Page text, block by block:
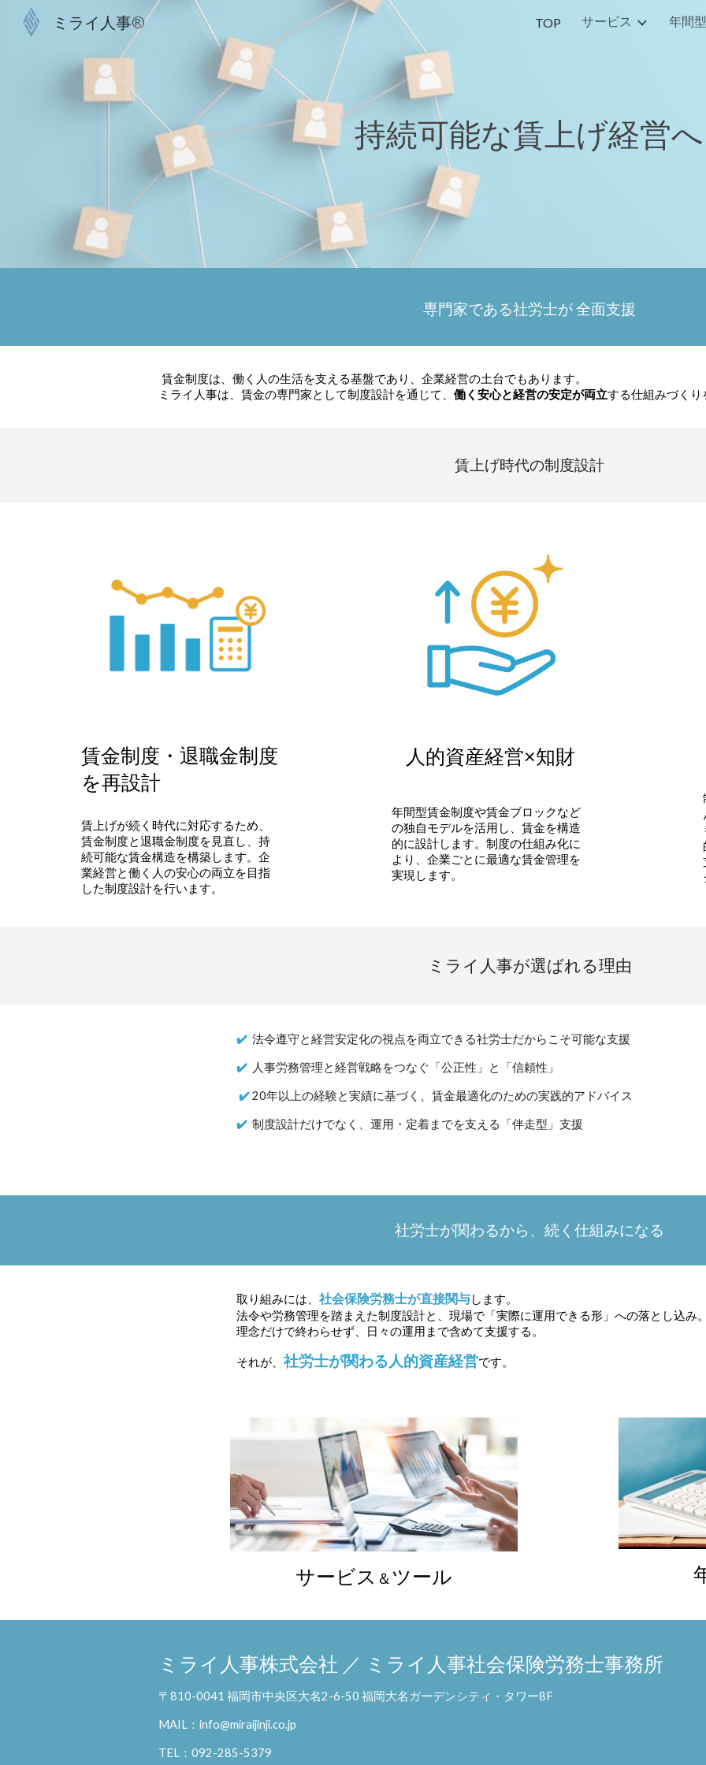
Skip to main content Skip to
ミライ人事® TOP サービス 年間
持続可能な賃上げ経営へ
専門家である社労士が 全面支援
賃金制度は、働く人の生活を支える基盤であり、企業経営の土台でもあります。
ミライ人事は、賃金の専門家として制度設計を通じて、働く安心と経営の安定が両立する仕組みづく
賃上げ時代の制度設計
賃金制度・退職金制度
を再設計
賃上げが続く時代に対応するため、
賃金制度と退職金制度を見直し、持
続可能な賃金構造を構築します。企
業経営と働く人の安心の両立を目指
した制度設計を行います。
人的資産経営×知財
年間型賃金制度や賃金ブロックなど
の独自モデルを活用し、賃金を構造
的に設計します。制度の仕組み化に
より、企業ごとに最適な賃金管理を
実現します。
ミライ人事が選ばれる理由
✔️法令遵守と経営安定化の視点を両立できる社労士だからこそ可能な支援
✔️ 人事労務管理と経営戦略をつなぐ「公正性」と「信頼性」
✔️20年以上の経験と実績に基づく、賃金最適化のための実践的アドバイス
✔️ 制度設計だけでなく、運用・定着までを支える「伴走型」支援
社労士が関わるから、続く仕組みになる
取り組みには、社会保険労務士が直接関与します。
法令や労務管理を踏まえた制度設計と、現場で「実際に運用できる形」への落とし込み
理念だけで終わらせず、日々の運用まで含めて支援する。
それが、社労士が関わる人的資産経営です。
サービス ＆ツール
ミライ人事株式会社 ／ ミライ人事社会保険労務士事務所
〒810-0041 福岡市中央区大名2-6-50 福岡大名ガーデンシティ・タワー8F
MAIL：info@miraijinji.co.jp
TEL：092-285-5379